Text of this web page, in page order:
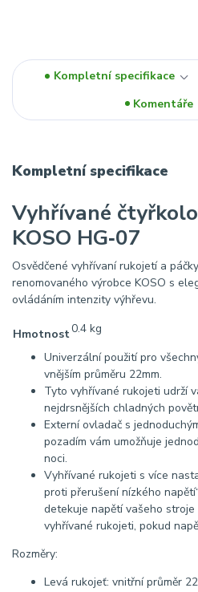
Kompletní specifikace
Komentáře
Kompletní specifikace
Vyhřívané
KOSO HG‑07
Osvědčené vyhřívaní rukojetí a
renomovaného výrobce KOSO s
ovládáním intenzity výhřevu.
Hmotnost0.4 kg
Univerzální použití pro
vnějším průměru 22mm.
Tyto vyhřívané rukojeti udrží
nejdrsnějších chladných
Externí ovladač s
pozadím vám umožňuje
noci.
Vyhřívané rukojeti s více
proti přerušení nízkého
detekuje napětí vašeho
vyhřívané rukojeti, pokud
Rozměry:
Levá rukojeť: vnitřní průměr